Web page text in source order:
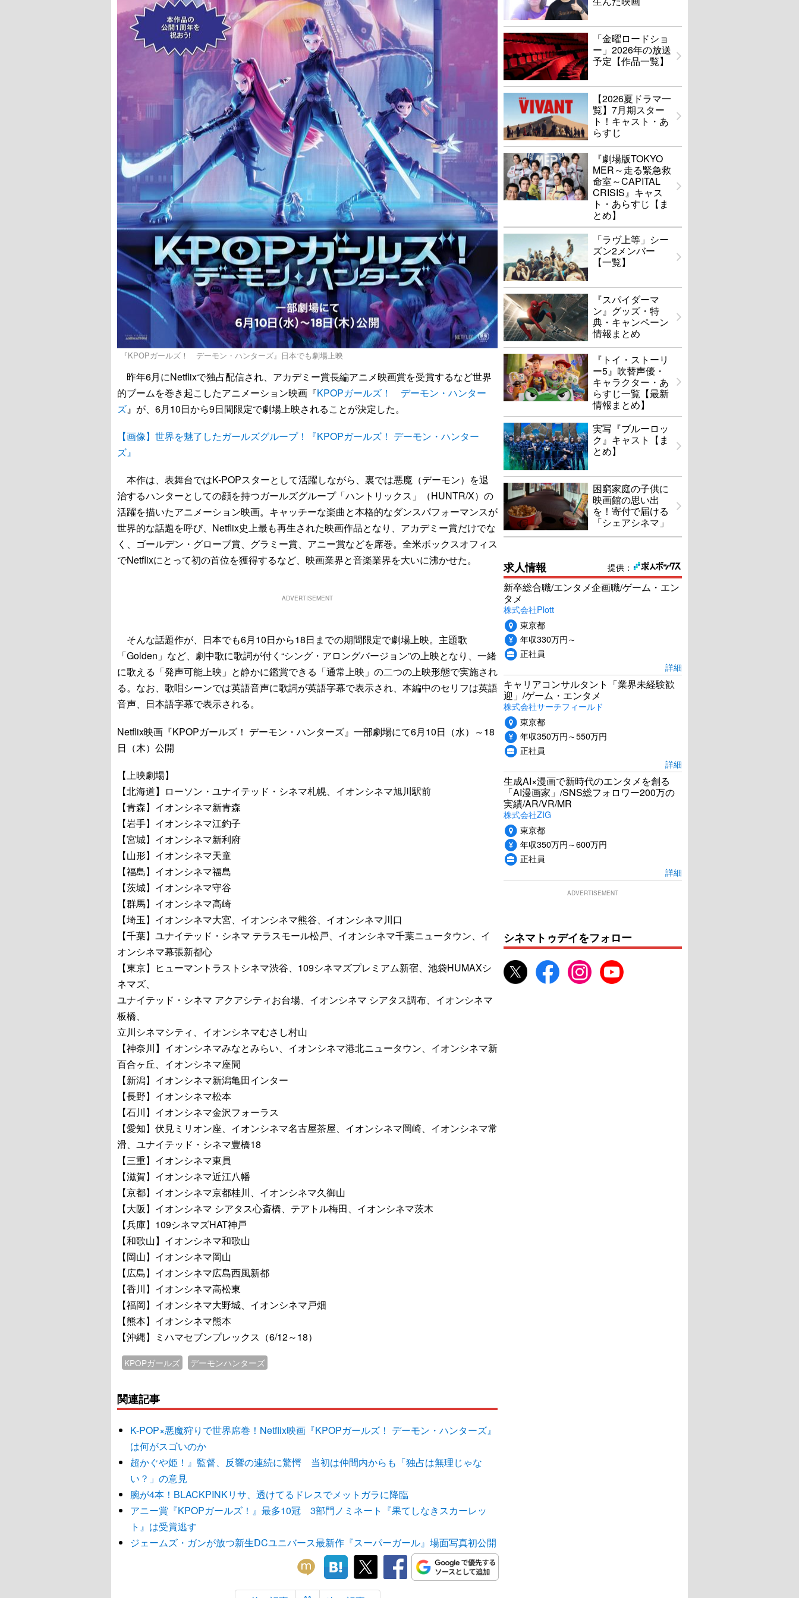
『KPOPガールズ！ デーモン・ハンターズ』日本でも劇場上映
昨年6月にNetflixで独占配信され、アカデミー賞長編アニメ映画賞を受賞するなど世界
的ブームを巻き起こしたアニメーション映画『KPOPガールズ！ デーモン・ハンター
ズ』が、6月10日から9日間限定で劇場上映されることが決定した。
【画像】世界を魅了したガールズグループ！『KPOPガールズ！ デーモン・ハンター
ズ』
本作は、表舞台ではK-POPスターとして活躍しながら、裏では悪魔（デーモン）を退
治するハンターとしての顔を持つガールズグループ「ハントリックス」（HUNTR/X）の
活躍を描いたアニメーション映画。キャッチーな楽曲と本格的なダンスパフォーマンスが
世界的な話題を呼び、Netflix史上最も再生された映画作品となり、アカデミー賞だけでな
く、ゴールデン・グローブ賞、グラミー賞、アニー賞などを席巻。全米ボックスオフィス
でNetflixにとって初の首位を獲得するなど、映画業界と音楽業界を大いに沸かせた。
ADVERTISEMENT
そんな話題作が、日本でも6月10日から18日までの期間限定で劇場上映。主題歌
「Golden」など、劇中歌に歌詞が付く“シング・アロングバージョン”の上映となり、一緒
に歌える「発声可能上映」と静かに鑑賞できる「通常上映」の二つの上映形態で実施され
る。なお、歌唱シーンでは英語音声に歌詞が英語字幕で表示され、本編中のセリフは英語
音声、日本語字幕で表示される。
Netflix映画『KPOPガールズ！ デーモン・ハンターズ』一部劇場にて6月10日（水）～18
日（木）公開
【上映劇場】
【北海道】ローソン・ユナイテッド・シネマ札幌、イオンシネマ旭川駅前
【青森】イオンシネマ新青森
【岩手】イオンシネマ江釣子
【宮城】イオンシネマ新利府
【山形】イオンシネマ天童
【福島】イオンシネマ福島
【茨城】イオンシネマ守谷
【群馬】イオンシネマ高崎
【埼玉】イオンシネマ大宮、イオンシネマ熊谷、イオンシネマ川口
【千葉】ユナイテッド・シネマ テラスモール松戸、イオンシネマ千葉ニュータウン、イ
オンシネマ幕張新都心
【東京】ヒューマントラストシネマ渋谷、109シネマズプレミアム新宿、池袋HUMAXシ
ネマズ、
ユナイテッド・シネマ アクアシティお台場、イオンシネマ シアタス調布、イオンシネマ
板橋、
立川シネマシティ、イオンシネマむさし村山
【神奈川】イオンシネマみなとみらい、イオンシネマ港北ニュータウン、イオンシネマ新
百合ヶ丘、イオンシネマ座間
【新潟】イオンシネマ新潟亀田インター
【長野】イオンシネマ松本
【石川】イオンシネマ金沢フォーラス
【愛知】伏見ミリオン座、イオンシネマ名古屋茶屋、イオンシネマ岡崎、イオンシネマ常
滑、ユナイテッド・シネマ豊橋18
【三重】イオンシネマ東員
【滋賀】イオンシネマ近江八幡
【京都】イオンシネマ京都桂川、イオンシネマ久御山
【大阪】イオンシネマ シアタス心斎橋、テアトル梅田、イオンシネマ茨木
【兵庫】109シネマズHAT神戸
【和歌山】イオンシネマ和歌山
【岡山】イオンシネマ岡山
【広島】イオンシネマ広島西風新都
【香川】イオンシネマ高松東
【福岡】イオンシネマ大野城、イオンシネマ戸畑
【熊本】イオンシネマ熊本
【沖縄】ミハマセブンプレックス（6/12～18）
KPOPガールズ デーモンハンターズ
関連記事
K-POP×悪魔狩りで世界席巻！Netflix映画『KPOPガールズ！ デーモン・ハンターズ』
は何がスゴいのか
超かぐや姫！』監督、反響の連続に驚愕 当初は仲間内からも「独占は無理じゃな
い？」の意見
腕が4本！BLACKPINKリサ、透けてるドレスでメットガラに降臨
アニー賞『KPOPガールズ！』最多10冠 3部門ノミネート『果てしなきスカーレッ
ト』は受賞逃す
ジェームズ・ガンが放つ新生DCユニバース最新作『スーパーガール』場面写真初公開
「金曜ロードショ
ー」2026年の放送
予定【作品一覧】
【2026夏ドラマ一
覧】7月期スター
ト！キャスト・あ
らすじ
『劇場版TOKYO
MER～走る緊急救
命室～CAPITAL
CRISIS』キャス
ト・あらすじ【ま
とめ】
「ラヴ上等」シー
ズン2メンバー
【一覧】
『スパイダーマ
ン』グッズ・特
典・キャンペーン
情報まとめ
『トイ・ストーリ
ー5』吹替声優・
キャラクター・あ
らすじ一覧【最新
情報まとめ】
実写『ブルーロッ
ク』キャスト【ま
とめ】
困窮家庭の子供に
映画館の思い出
を！寄付で届ける
「シェアシネマ」
提供：
求人情報
新卒総合職/エンタメ企画職/ゲーム・エン
タメ
株式会社Plott
東京都
年収330万円～
正社員
詳細
キャリアコンサルタント「業界未経験歓
迎」/ゲーム・エンタメ
株式会社サーチフィールド
東京都
年収350万円～550万円
正社員
詳細
生成AI×漫画で新時代のエンタメを創る
「AI漫画家」/SNS総フォロワー200万の
実績/AR/VR/MR
株式会社ZIG
東京都
年収350万円～600万円
正社員
詳細
ADVERTISEMENT
シネマトゥデイをフォロー